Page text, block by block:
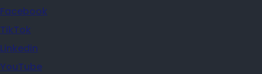
Facebook
TikTok
Linkedin
YouTube